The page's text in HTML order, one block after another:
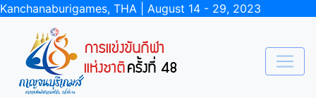
Kanchanaburigames, THA | August 14 - 29, 2023